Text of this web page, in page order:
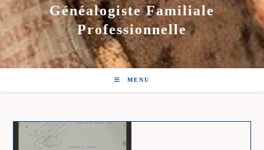
Généalogiste Familiale
Professionnelle
MENU